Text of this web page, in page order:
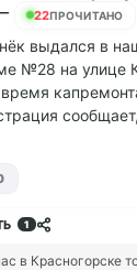
22ПРОЧИТАНО
выдался в
№28 на улице
1
в Красногорске